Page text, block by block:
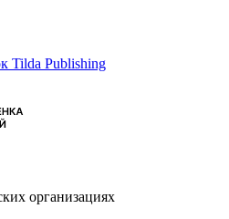
Tilda Publishing
организациях